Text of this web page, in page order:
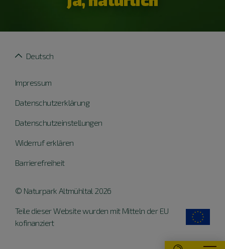
Impressum
Datenschutzerklärung
Datenschutzeinstellungen
Widerruf erklären
Barrierefreiheit
Deutsch
© Naturpark Altmühltal 2026
Teile dieser Website wurden mit Mitteln der EU
kofinanziert